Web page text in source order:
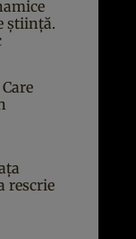
știință.
rescrie